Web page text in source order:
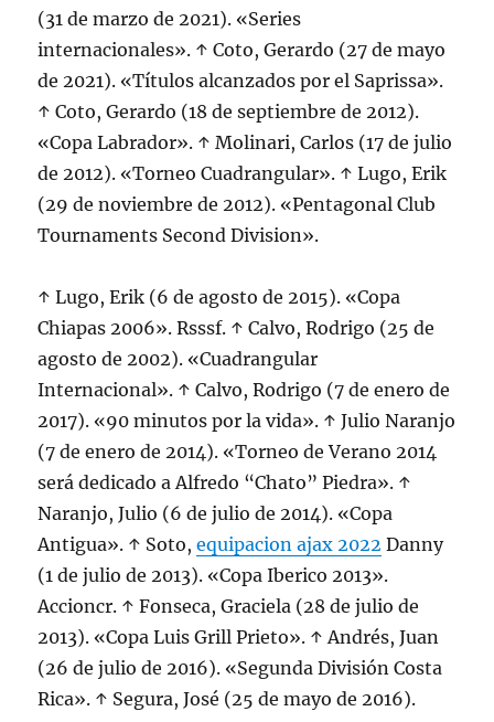
(31 de marzo de 2021). «Series
internacionales». ↑ Coto, Gerardo (27 de mayo
de 2021). «Títulos alcanzados por el Saprissa».
↑ Coto, Gerardo (18 de septiembre de 2012).
«Copa Labrador». ↑ Molinari, Carlos (17 de julio
de 2012). «Torneo Cuadrangular». ↑ Lugo, Erik
(29 de noviembre de 2012). «Pentagonal Club
Tournaments Second Division».
↑ Lugo, Erik (6 de agosto de 2015). «Copa
Chiapas 2006». Rsssf. ↑ Calvo, Rodrigo (25 de
agosto de 2002). «Cuadrangular
Internacional». ↑ Calvo, Rodrigo (7 de enero de
2017). «90 minutos por la vida». ↑ Julio Naranjo
(7 de enero de 2014). «Torneo de Verano 2014
será dedicado a Alfredo “Chato” Piedra». ↑
Naranjo, Julio (6 de julio de 2014). «Copa
Antigua». ↑ Soto,equipacion ajax 2022 Danny
(1 de julio de 2013). «Copa Iberico 2013».
Accioncr. ↑ Fonseca, Graciela (28 de julio de
2013). «Copa Luis Grill Prieto». ↑ Andrés, Juan
(26 de julio de 2016). «Segunda División Costa
Rica». ↑ Segura, José (25 de mayo de 2016).